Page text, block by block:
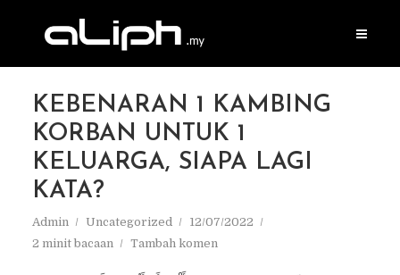
KEBENARAN 1 KAMBING
KORBAN UNTUK 1
KELUARGA, SIAPA LAGI
KATA?
Admin Uncategorized
12/07/2022
2 minit bacaan
Tambah komen